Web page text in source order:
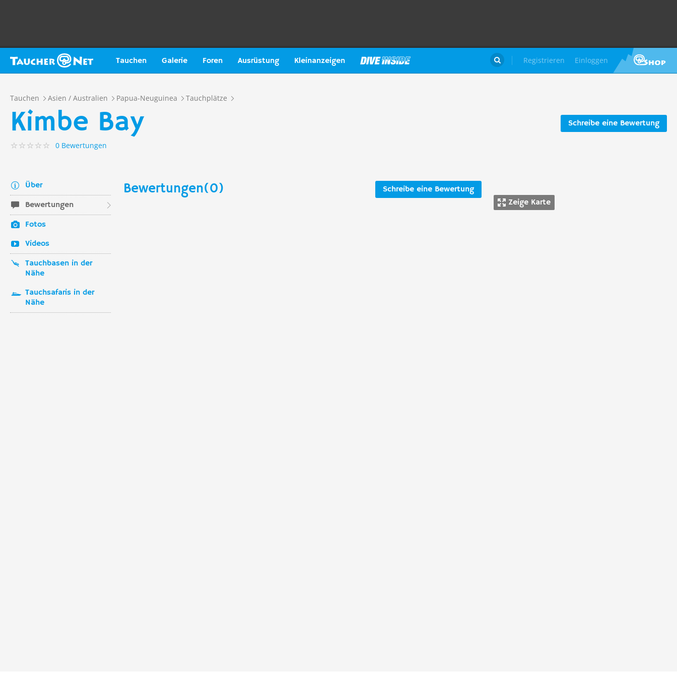
Tauchen Galerie Foren Ausrüstung Kleinanzeigen Registrieren Einloggen

Tauchen Asien / Australien Papua-Neuguinea Tauchplätze
Schreibe eine Bewertung
Kimbe Bay
0 Bewertungen
Über
Bewertungen
Fotos
Videos
Tauchbasen in der
Nähe
Tauchsafaris in der
Nähe
Zeige Karte
Schreibe eine Bewertung
Bewertungen(0)